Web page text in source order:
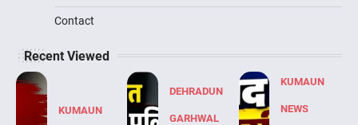
Contact
Recent Viewed
KUMAUN
DEHRADUN
GARHWAL
KUMAUN
NEWS